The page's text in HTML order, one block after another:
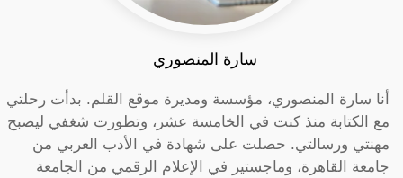
سارة المنصوري
أنا سارة المنصوري، مؤسسة ومديرة موقع القلم. بدأت رحلتي
مع الكتابة منذ كنت في الخامسة عشر، وتطورت شغفي ليصبح
مهنتي ورسالتي. حصلت على شهادة في الأدب العربي من
جامعة القاهرة، وماجستير في الإعلام الرقمي من الجامعة